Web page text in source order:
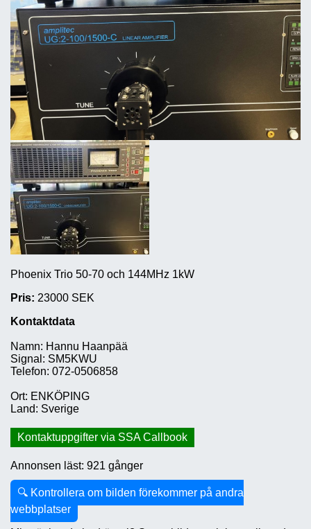
Phoenix Trio 50-70 och 144MHz 1kW
Pris: 23000 SEK
Kontaktdata
Namn: Hannu Haanpää
Signal: SM5KWU
Telefon: 072-0506858
Ort: ENKÖPING
Land: Sverige
Kontaktuppgifter via SSA Callbook
Annonsen läst: 921 gånger
🔍 Kontrollera om bilden förekommer på andra
webbplatser